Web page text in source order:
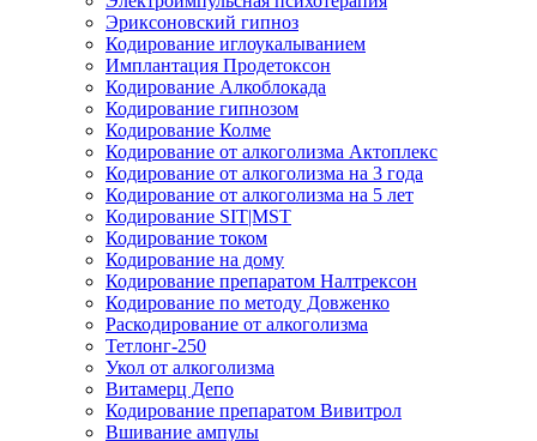
Эриксоновский гипноз
Кодирование иглоукалыванием
Имплантация Продетоксон
Кодирование Алкоблокада
Кодирование гипнозом
Кодирование Колме
Кодирование от алкоголизма Актоплекс
Кодирование от алкоголизма на 3 года
Кодирование от алкоголизма на 5 лет
Кодирование SIT|MST
Кодирование током
Кодирование на дому
Кодирование препаратом Налтрексон
Кодирование по методу Довженко
Раскодирование от алкоголизма
Тетлонг-250
Укол от алкоголизма
Витамерц Депо
Кодирование препаратом Вивитрол
Вшивание ампулы